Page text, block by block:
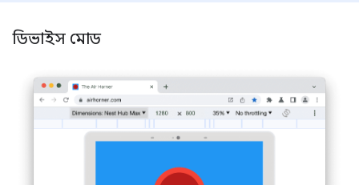
ডিভাইস মোড